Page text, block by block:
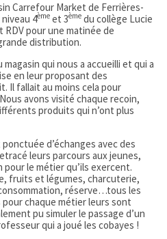
Carrefour Market de Ferrières-
4ème et 3ème du collège Lucie
RDV pour une matinée de
distribution.
qui nous a accueilli et qui a
en leur proposant des
Il fallait au moins cela pour
avons visité chaque recoin,
produits qui n’ont plus
d’échanges avec des
leurs parcours aux jeunes,
le métier qu’ils exercent.
fruits et légumes, charcuterie,
réserve…tous les
chaque métier leurs sont
pu simuler le passage d’un
qui a joué les cobayes !